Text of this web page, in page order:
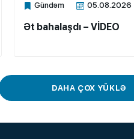
Gündəm 05.08.2026
Xalq.Online
Ət bahalaşdı – VİDEO
DAHA ÇOX YÜKLƏ